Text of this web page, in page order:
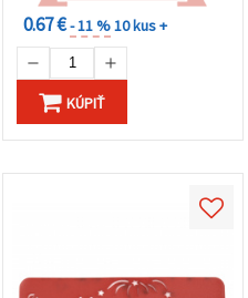
0.67 €- 11 %10 kus +
KÚPIŤ